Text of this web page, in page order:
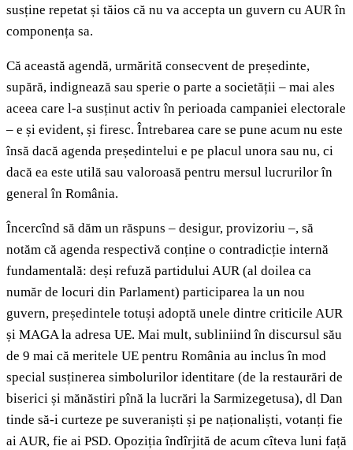
susține repetat și tăios că nu va accepta un guvern cu AUR în
componența sa.
Că această agendă, urmărită consecvent de președinte,
supără, indignează sau sperie o parte a societății – mai ales
aceea care l-a susținut activ în perioada campaniei electorale
– e și evident, și firesc. Întrebarea care se pune acum nu este
însă dacă agenda președintelui e pe placul unora sau nu, ci
dacă ea este utilă sau valoroasă pentru mersul lucrurilor în
general în România.
Încercînd să dăm un răspuns – desigur, provizoriu –, să
notăm că agenda respectivă conține o contradicție internă
fundamentală: deși refuză partidului AUR (al doilea ca
număr de locuri din Parlament) participarea la un nou
guvern, președintele totuși adoptă unele dintre criticile AUR
și MAGA la adresa UE. Mai mult, subliniind în discursul său
de 9 mai că meritele UE pentru România au inclus în mod
special susținerea simbolurilor identitare (de la restaurări de
biserici și mănăstiri pînă la lucrări la Sarmizegetusa), dl Dan
tinde să-i curteze pe suveraniști și pe naționaliști, votanți fie
ai AUR, fie ai PSD. Opoziția îndîrjită de acum cîteva luni față